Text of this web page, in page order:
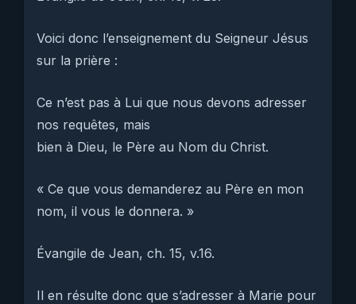
Voici donc l’enseignement du Seigneur Jésus
sur la prière :
Ce n’est pas à Lui que nous devons adresser
nos requêtes, mais
bien à Dieu, le Père au Nom du Christ.
« Ce que vous demanderez au Père en mon
nom, il vous le donnera. »
Évangile de Jean, ch. 15, v.16.
Il en résulte donc que s’adresser à Marie pour